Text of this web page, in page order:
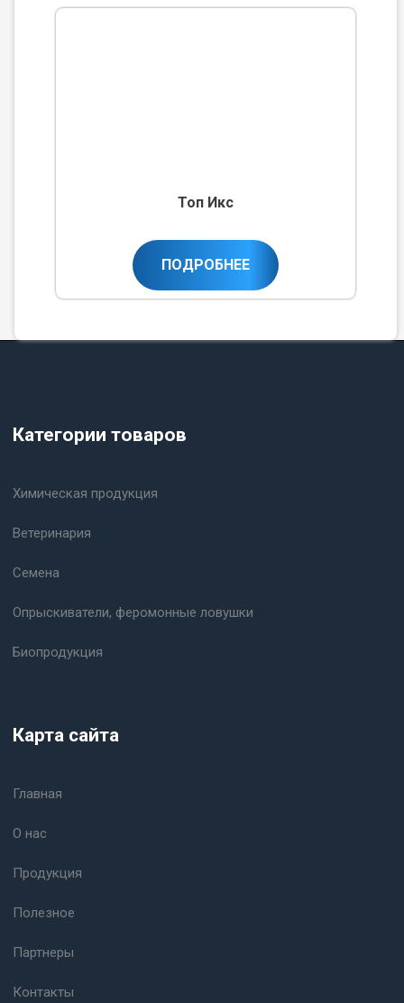
Топ Икс
ПОДРОБНЕЕ
Категории товаров
Химическая продукция
Ветеринария
Семена
Опрыскиватели, феромонные ловушки
Биопродукция
Карта сайта
Главная
О нас
Продукция
Полезное
Партнеры
Контакты